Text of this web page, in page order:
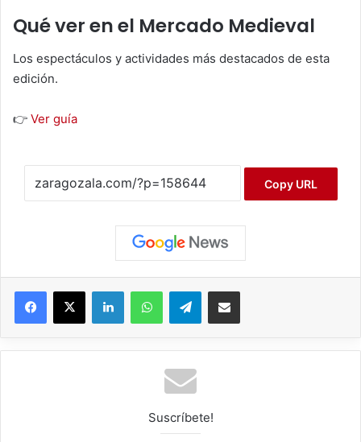
Qué ver en el Mercado Medieval
Los espectáculos y actividades más destacados de esta
edición.
👉 Ver guía
Copy URL
Telegram
Suscríbete!